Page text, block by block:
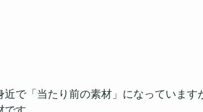
で「当たり前の素材」になっています